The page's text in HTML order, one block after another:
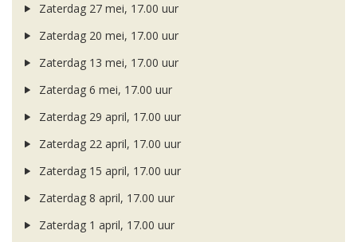
Zaterdag 27 mei, 17.00 uur
Zaterdag 20 mei, 17.00 uur
Zaterdag 13 mei, 17.00 uur
Zaterdag 6 mei, 17.00 uur
Zaterdag 29 april, 17.00 uur
Zaterdag 22 april, 17.00 uur
Zaterdag 15 april, 17.00 uur
Zaterdag 8 april, 17.00 uur
Zaterdag 1 april, 17.00 uur